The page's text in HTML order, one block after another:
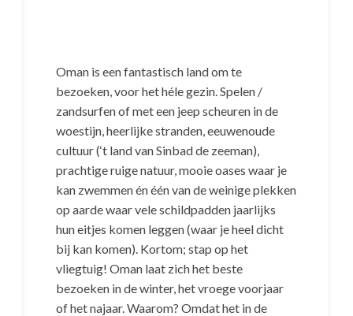
Oman is een fantastisch land om te
bezoeken, voor het héle gezin. Spelen /
zandsurfen of met een jeep scheuren in de
woestijn, heerlijke stranden, eeuwenoude
cultuur (‘t land van Sinbad de zeeman),
prachtige ruige natuur, mooie oases waar je
kan zwemmen én één van de weinige plekken
op aarde waar vele schildpadden jaarlijks
hun eitjes komen leggen (waar je heel dicht
bij kan komen). Kortom; stap op het
vliegtuig! Oman laat zich het beste
bezoeken in de winter, het vroege voorjaar
of het najaar. Waarom? Omdat het in de